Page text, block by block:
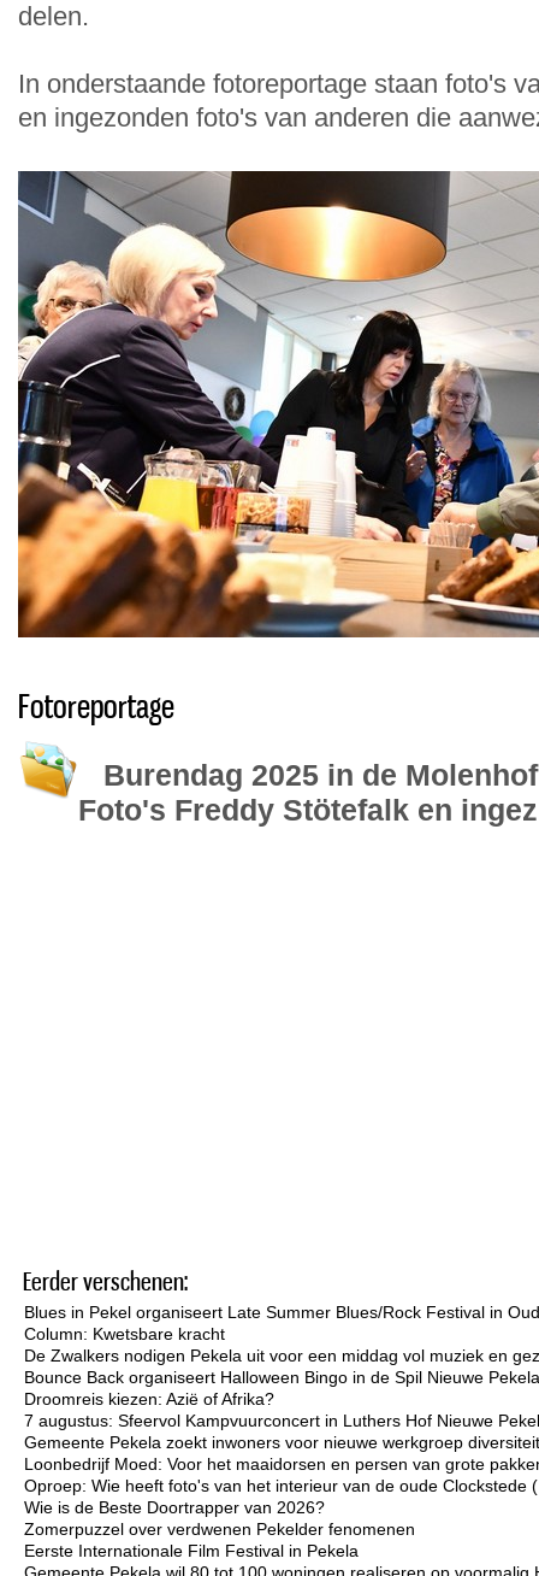
delen.
In onderstaande fotoreportage staan foto's
en ingezonden foto's van anderen die
Fotoreportage
Burendag 2025 in de
Foto's Freddy Stötefalk en
Eerder verschenen:
Blues in Pekel organiseert Late Summer Blues/Rock Festival in
Column: Kwetsbare kracht
De Zwalkers nodigen Pekela uit voor een middag vol muziek en
Bounce Back organiseert Halloween Bingo in de Spil Nieuwe Pekela
Droomreis kiezen: Azië of Afrika?
7 augustus: Sfeervol Kampvuurconcert in Luthers Hof Nieuwe
Gemeente Pekela zoekt inwoners voor nieuwe werkgroep
Loonbedrijf Moed: Voor het maaidorsen en persen van grote
Oproep: Wie heeft foto's van het interieur van de oude Clockstede
Wie is de Beste Doortrapper van 2026?
Zomerpuzzel over verdwenen Pekelder fenomenen
Eerste Internationale Film Festival in Pekela